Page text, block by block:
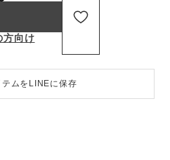
方向け
テムをLINEに保存